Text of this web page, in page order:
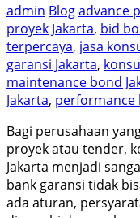
admin Blogadvance
proyek Jakarta, bid
terpercaya, jasa
garansi Jakarta,
maintenance bond
Jakarta, performance
Bagi perusahaan
proyek atau tender,
Jakarta menjadi
bank garansi tidak
ada aturan,